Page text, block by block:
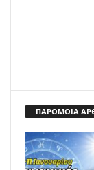
ΠΑΡΟΜΟΙΑ